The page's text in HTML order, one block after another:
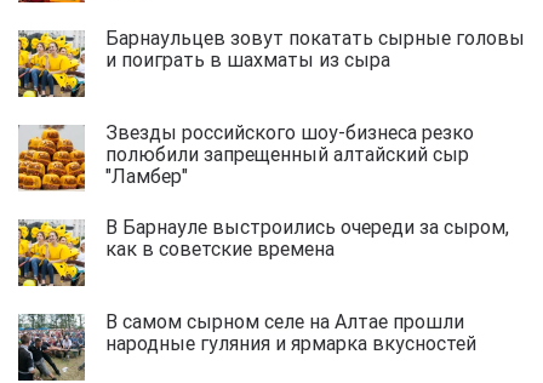
Барнаульцев зовут покатать сырные головы
и поиграть в шахматы из сыра
Звезды российского шоу-бизнеса резко
полюбили запрещенный алтайский сыр
"Ламбер"
В Барнауле выстроились очереди за сыром,
как в советские времена
В самом сырном селе на Алтае прошли
народные гуляния и ярмарка вкусностей